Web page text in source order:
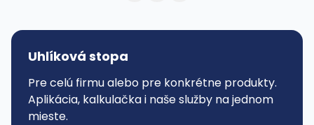
Zistite svoju uhlíkovú stopu ihneď a
zadarmo!
Uhlíková stopa
Pre celú firmu alebo pre konkrétne produkty.
Aplikácia, kalkulačka i naše služby na jednom
mieste.